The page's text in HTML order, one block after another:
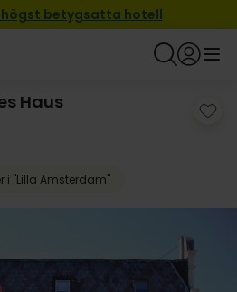
betygsatta hotell
Haus
i "Lilla Amsterdam"